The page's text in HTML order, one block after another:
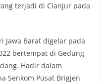
terjadi di Cianjur pada
Jawa Barat digelar pada
bertempat di Gedung
Hadir dalam
Senkom Pusat Brigjen